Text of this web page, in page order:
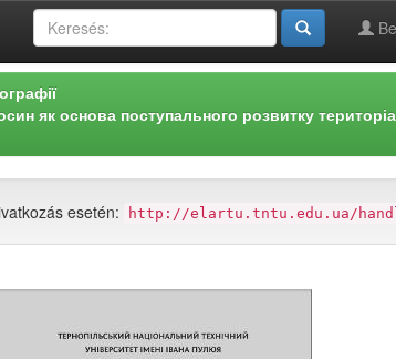
як основа поступального розвитку
esetén: http://elartu.tntu.edu.ua/